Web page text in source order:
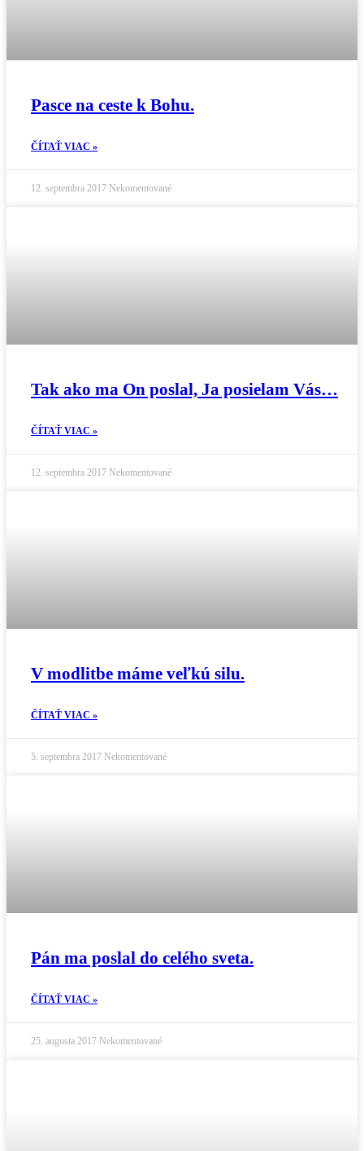
Pasce na ceste k Bohu.
ČÍTAŤ VIAC »
12. septembra 2017 Nekomentované
Tak ako ma On poslal, Ja posielam Vás…
ČÍTAŤ VIAC »
12. septembra 2017 Nekomentované
V modlitbe máme veľkú silu.
ČÍTAŤ VIAC »
5. septembra 2017 Nekomentované
Pán ma poslal do celého sveta.
ČÍTAŤ VIAC »
25. augusta 2017 Nekomentované